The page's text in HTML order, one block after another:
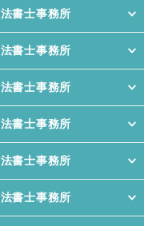
書士事務所
書士事務所
書士事務所
書士事務所
書士事務所
書士事務所